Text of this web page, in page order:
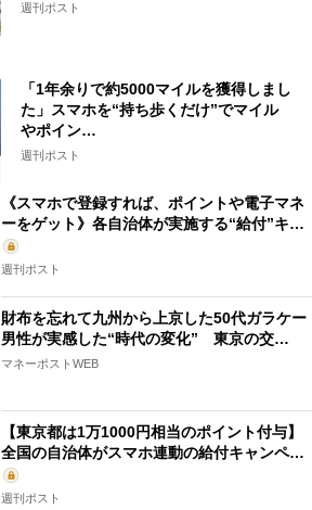
週刊ポスト
「1年余りで約5000マイルを獲得しまし
た」スマホを“持ち歩くだけ”でマイル
やポイン…
週刊ポスト
《スマホで登録すれば、ポイントや電子マネ
ーをゲット》各自治体が実施する“給付”キ…
週刊ポスト
財布を忘れて九州から上京した50代ガラケー
男性が実感した“時代の変化” 東京の交…
マネーポストWEB
【東京都は1万1000円相当のポイント付与】
全国の自治体がスマホ連動の給付キャンペ…
週刊ポスト